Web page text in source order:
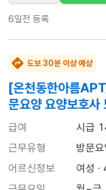
6일전 등록
도보 30분 이상 예상
[온천동한아름
문요양 요양보호사
급여
시급
근무유형
방문
어르신정보
여성 ·